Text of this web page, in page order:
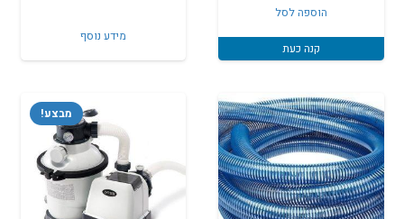
הוספה לסל
קנה כעת
היה:
מידע נוסף
מבצע!